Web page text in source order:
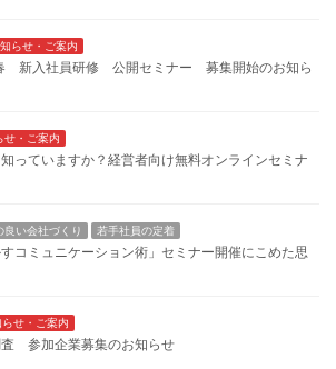
らせ・ご案内
新入社員研修 公開セミナー 募集開始のお知ら
せ・ご案内
知っていますか？経営者向け無料オンラインセミナ
良い会社づくり 若手社員の定着
すコミュニケーション術」セミナー開催にこめた思
らせ・ご案内
参加企業募集のお知らせ